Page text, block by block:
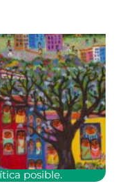
posible.